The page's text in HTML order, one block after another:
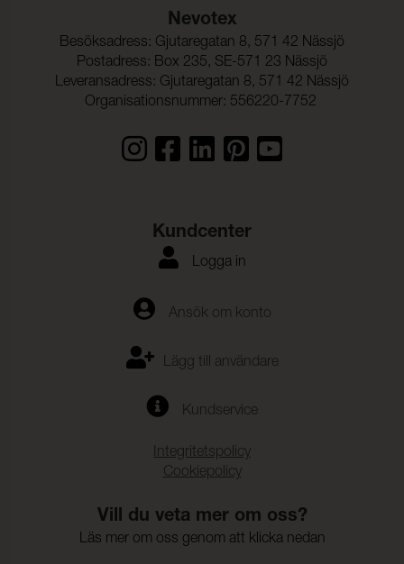
Nevotex
Besöksadress: Gjutaregatan 8, 571 42 Nässjö
Postadress: Box 235, SE-571 23 Nässjö
Leveransadress: Gjutaregatan 8, 571 42 Nässjö
Organisationsnummer: 556220-7752
Kundcenter
Logga in
Ansök om konto
Lägg till användare
Kundservice
Integritetspolicy
Cookiepolicy
Vill du veta mer om oss?
Läs mer om oss genom att klicka nedan